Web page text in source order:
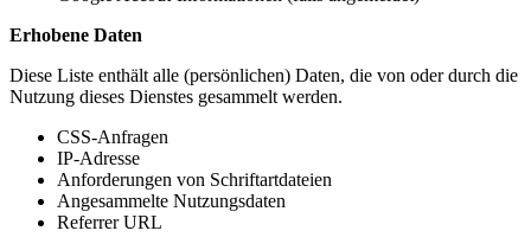
Erhobene Daten
Diese Liste enthält alle (persönlichen) Daten, die von oder durch die
Nutzung dieses Dienstes gesammelt werden.
CSS-Anfragen
IP-Adresse
Anforderungen von Schriftartdateien
Angesammelte Nutzungsdaten
Referrer URL